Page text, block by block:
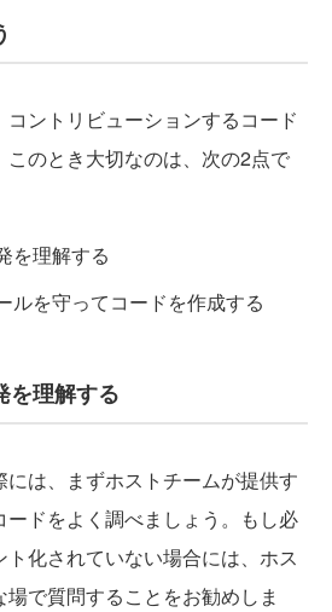
ントリビューションするコード
このとき大切なのは、次の2点で
を理解する
ルを守ってコードを作成する
を理解する
は、まずホストチームが提供す
ードをよく調べましょう。もし必
化されていない場合には、ホス
場で質問することをお勧めしま